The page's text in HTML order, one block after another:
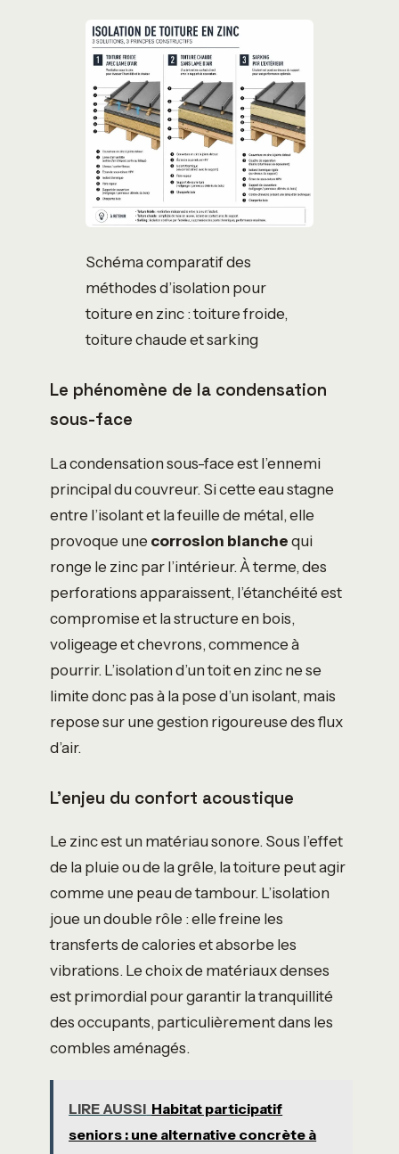
Schéma comparatif des
méthodes d’isolation pour
toiture en zinc : toiture froide,
toiture chaude et sarking
Le phénomène de la condensation
sous-face
La condensation sous-face est l’ennemi
principal du couvreur. Si cette eau stagne
entre l’isolant et la feuille de métal, elle
provoque une corrosion blanchequi
ronge le zinc par l’intérieur. À terme, des
perforations apparaissent, l’étanchéité est
compromise et la structure en bois,
voligeage et chevrons, commence à
pourrir. L’isolation d’un toit en zinc ne se
limite donc pas à la pose d’un isolant, mais
repose sur une gestion rigoureuse des flux
d’air.
L’enjeu du confort acoustique
Le zinc est un matériau sonore. Sous l’effet
de la pluie ou de la grêle, la toiture peut agir
comme une peau de tambour. L’isolation
joue un double rôle : elle freine les
transferts de calories et absorbe les
vibrations. Le choix de matériaux denses
est primordial pour garantir la tranquillité
des occupants, particulièrement dans les
combles aménagés.
LIRE AUSSI Habitat participatif
seniors : une alternative concrète à